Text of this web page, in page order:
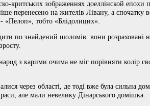
критських зображеннях доеллінской епохи
перенесено на жителів Лівану, а спочатку
«Пелоп», тобто «Блідолицих».
по знайдений шоломів: вони розраховані
з карими очима не міг порівняти колір
через області, де тоді вже була сильна
але мали невелику Дінарського домішка.